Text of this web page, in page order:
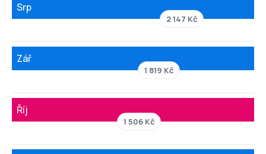
Srp
2 147 Kč
Zář
1 819 Kč
Říj
1 506 Kč